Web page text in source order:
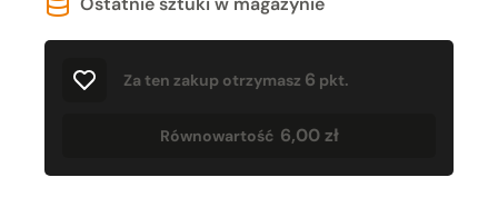
Za ten zakup otrzymasz 6 pkt.
Równowartość 6,00 zł